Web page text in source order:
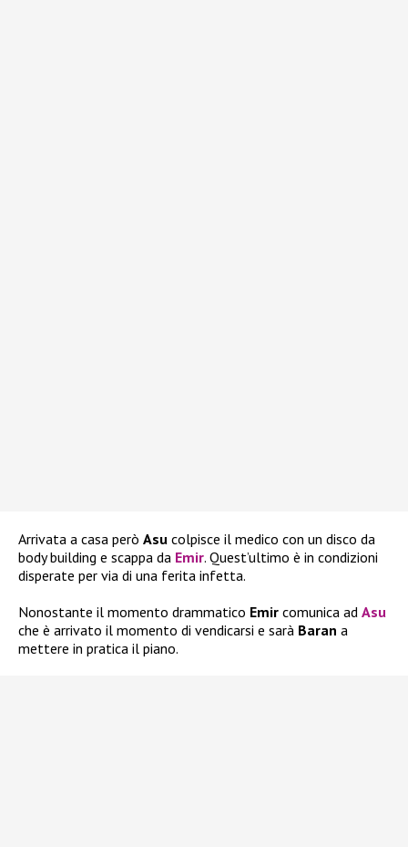
Arrivata a casa però Asu colpisce il medico con un disco da
body building e scappa da Emir. Quest’ultimo è in condizioni
disperate per via di una ferita infetta.
Nonostante il momento drammatico Emir comunica ad Asu
che è arrivato il momento di vendicarsi e sarà Baran a
mettere in pratica il piano.